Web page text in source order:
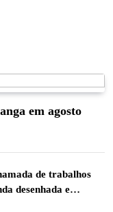
em agosto
de trabalhos
desenhada e